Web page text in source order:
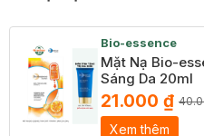
Bio-essence
Mặt Nạ Bio-
Sáng Da 20ml
21.000 ₫
Xem thêm